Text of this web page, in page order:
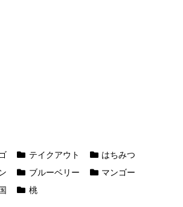
テイクアウト
はちみつ
ブルーベリー
マンゴー
桃